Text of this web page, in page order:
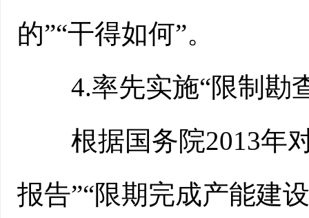
的”“干得如何”。
4.率先实施“限制勘查
根据国务院2013年对
报告”“限期完成产能建